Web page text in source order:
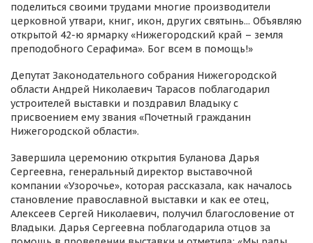
поделиться своими трудами многие производители
церковной утвари, книг, икон, других святынь... Объявляю
открытой 42-ю ярмарку «Нижегородский край – земля
преподобного Серафима». Бог всем в помощь!»
Депутат Законодательного собрания Нижегородской
области Андрей Николаевич Тарасов поблагодарил
устроителей выставки и поздравил Владыку с
присвоением ему звания «Почетный гражданин
Нижегородской области».
Завершила церемонию открытия Буланова Дарья
Сергеевна, генеральный директор выставочной
компании «Узорочье», которая рассказала, как началось
становление православной выставки и как ее отец,
Алексеев Сергей Николаевич, получил благословение от
Владыки. Дарья Сергеевна поблагодарила отцов за